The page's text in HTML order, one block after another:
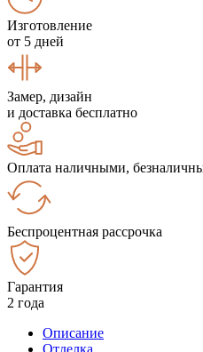
Изготовление
от 5 дней
Замер, дизайн
и доставка бесплатно
Оплата наличными,
Беспроцентная рассрочка
Гарантия
2 года
Описание
Отделка